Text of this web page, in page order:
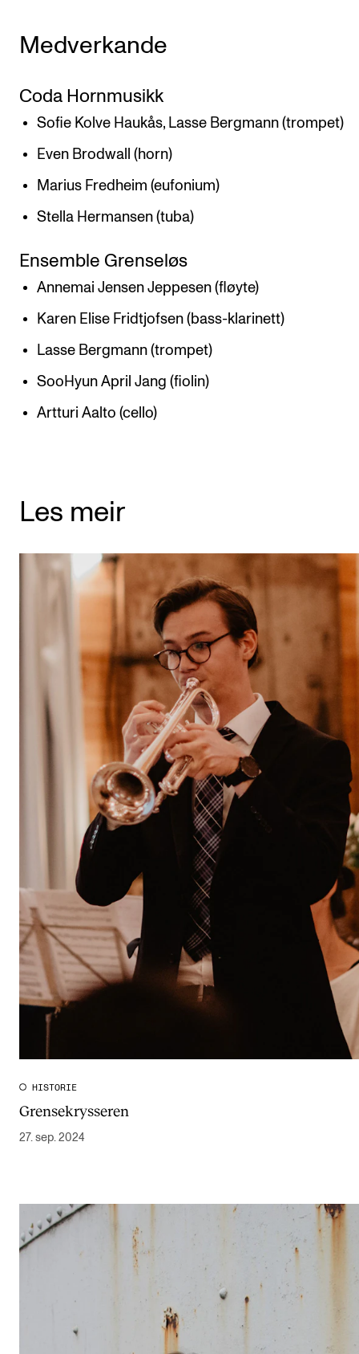
Medverkande
Coda Hornmusikk
Sofie Kolve Haukås, Lasse Bergmann (trompet)
Even Brodwall (horn)
Marius Fredheim (eufonium)
Stella Hermansen (tuba)
Ensemble Grenseløs
Annemai Jensen Jeppesen (fløyte)
Karen Elise Fridtjofsen (bass-klarinett)
Lasse Bergmann (trompet)
SooHyun April Jang (fiolin)
Artturi Aalto (cello)
Les meir
HISTORIE
Grensekrysseren
27. sep. 2024